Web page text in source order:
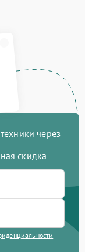
через
скидка